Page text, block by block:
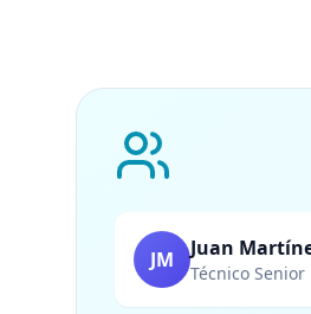
JM Juan
Técnico Senior